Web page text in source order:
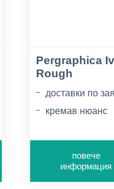
Pergraphica
Rough
доставки по
кремав нюанс
повече
информация